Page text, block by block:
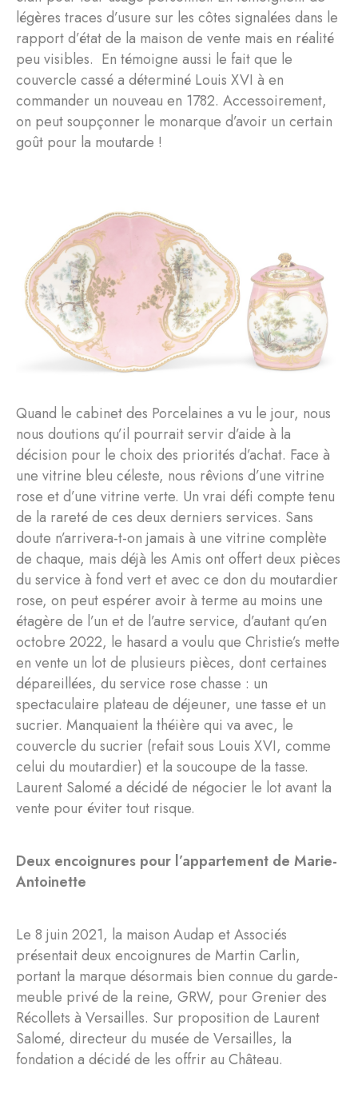
légères traces d’usure sur les côtes signalées dans le
rapport d’état de la maison de vente mais en réalité
peu visibles. En témoigne aussi le fait que le
couvercle cassé a déterminé Louis XVI à en
commander un nouveau en 1782. Accessoirement,
on peut soupçonner le monarque d’avoir un certain
goût pour la moutarde !
Quand le cabinet des Porcelaines a vu le jour, nous
nous doutions qu’il pourrait servir d’aide à la
décision pour le choix des priorités d’achat. Face à
une vitrine bleu céleste, nous rêvions d’une vitrine
rose et d’une vitrine verte. Un vrai défi compte tenu
de la rareté de ces deux derniers services. Sans
doute n’arrivera-t-on jamais à une vitrine complète
de chaque, mais déjà les Amis ont offert deux pièces
du service à fond vert et avec ce don du moutardier
rose, on peut espérer avoir à terme au moins une
étagère de l’un et de l’autre service, d’autant qu’en
octobre 2022, le hasard a voulu que Christie’s mette
en vente un lot de plusieurs pièces, dont certaines
dépareillées, du service rose chasse : un
spectaculaire plateau de déjeuner, une tasse et un
sucrier. Manquaient la théière qui va avec, le
couvercle du sucrier (refait sous Louis XVI, comme
celui du moutardier) et la soucoupe de la tasse.
Laurent Salomé a décidé de négocier le lot avant la
vente pour éviter tout risque.
Deux encoignures pour l’appartement de Marie-
Antoinette
Le 8 juin 2021, la maison Audap et Associés
présentait deux encoignures de Martin Carlin,
portant la marque désormais bien connue du garde-
meuble privé de la reine, GRW, pour Grenier des
Récollets à Versailles. Sur proposition de Laurent
Salomé, directeur du musée de Versailles, la
fondation a décidé de les offrir au Château.